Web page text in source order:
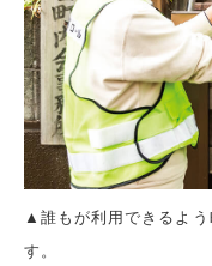
▲誰もが利用できるよう
す。